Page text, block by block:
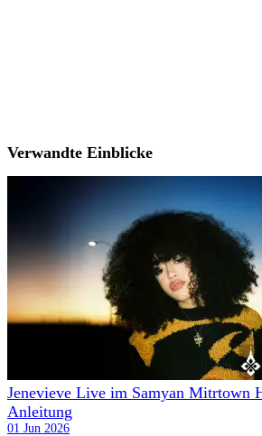
Verwandte Einblicke
Jenevieve Live im Samyan Mitrtown
Anleitung
01 Jun 2026